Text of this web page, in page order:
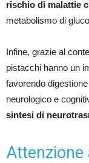
rischio di malattie
metabolismo di
Infine, grazie al
pistacchi hanno un
favorendo
neurologico e
sintesi di
Attenzione